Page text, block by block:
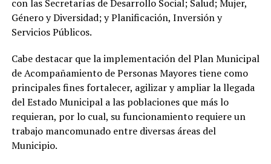
con las Secretarías de Desarrollo Social; Salud; Mujer,
Género y Diversidad; y Planificación, Inversión y
Servicios Públicos.
Cabe destacar que la implementación del Plan Municipal
de Acompañamiento de Personas Mayores tiene como
principales fines fortalecer, agilizar y ampliar la llegada
del Estado Municipal a las poblaciones que más lo
requieran, por lo cual, su funcionamiento requiere un
trabajo mancomunado entre diversas áreas del
Municipio.